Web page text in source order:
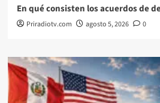
En qué consisten los acuerdos de
Priradiotv.com agosto 5, 2026 0